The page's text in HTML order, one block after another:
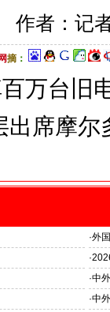
作者：记
网摘：
百万台旧
出席摩尔
·外
·
国
·中
推
·中